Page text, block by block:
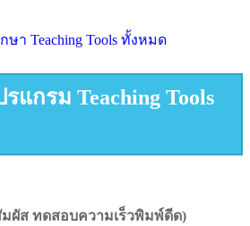
า Teaching Tools ทั้งหมด
แกรม Teaching Tools
ผัส ทดสอบความเร็วพิมพ์ดีด)